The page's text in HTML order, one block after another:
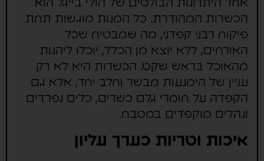
אחד היתרונות הבולטים של הולי בייגל הוא
הכשרות המהודרת. כל המנות מוגשות תחת
פיקוח רבני קפדני, מה שמבטיח שכל
האורחים, ללא יוצא מן הכלל, יוכלו ליהנות
מהאוכל בראש שקט. הכשרות היא לא רק
עניין של הימנעות מבשר וחלב יחד, אלא גם
הקפדה על חומרי גלם כשרים, כלים נפרדים
ונהלים מוקפדים במטבח.
איכות וטריות כערך עליון